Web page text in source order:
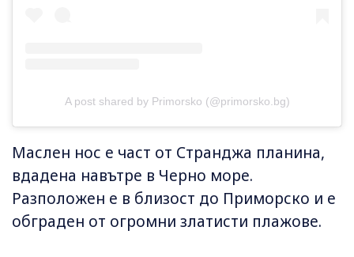
A post shared by Primorsko (@primorsko.bg)
Маслен нос е част от Странджа планина,
вдадена навътре в Черно море.
Разположен е в близост до Приморско и е
обграден от огромни златисти плажове.